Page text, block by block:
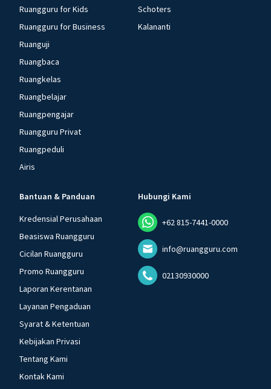
Ruangguru for Kids
Ruangguru for Business
Ruanguji
Ruangbaca
Ruangkelas
Ruangbelajar
Ruangpengajar
Ruangguru Privat
Ruangpeduli
Airis
Schoters
Kalananti
Bantuan & Panduan
Kredensial Perusahaan
Beasiswa Ruangguru
Cicilan Ruangguru
Promo Ruangguru
Laporan Kerentanan
Layanan Pengaduan
Syarat & Ketentuan
Kebijakan Privasi
Tentang Kami
Kontak Kami
Hubungi Kami
+62 815-7441-0000
info@ruangguru.com
02130930000